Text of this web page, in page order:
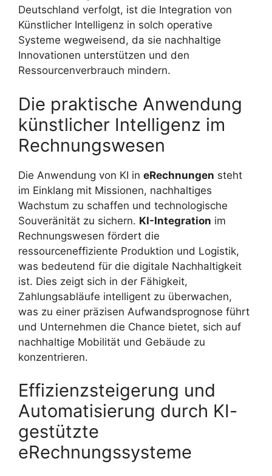
Deutschland verfolgt, ist die Integration von
Künstlicher Intelligenz in solch operative
Systeme wegweisend, da sie nachhaltige
Innovationen unterstützen und den
Ressourcenverbrauch mindern.
Die praktische Anwendung
künstlicher Intelligenz im
Rechnungswesen
Die Anwendung von KI in eRechnungen steht
im Einklang mit Missionen, nachhaltiges
Wachstum zu schaffen und technologische
Souveränität zu sichern. KI-Integration im
Rechnungswesen fördert die
ressourceneffiziente Produktion und Logistik,
was bedeutend für die digitale Nachhaltigkeit
ist. Dies zeigt sich in der Fähigkeit,
Zahlungsabläufe intelligent zu überwachen,
was zu einer präzisen Aufwandsprognose führt
und Unternehmen die Chance bietet, sich auf
nachhaltige Mobilität und Gebäude zu
konzentrieren.
Effizienzsteigerung und
Automatisierung durch KI-
gestützte
eRechnungssysteme